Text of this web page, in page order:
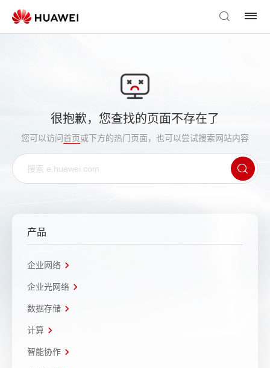
很抱歉，您查找的页面不存在了
您可以访问首页或下方的热门页面，也可以尝试搜索网站内容
产品
企业网络
企业光网络
数据存储
计算
智能协作